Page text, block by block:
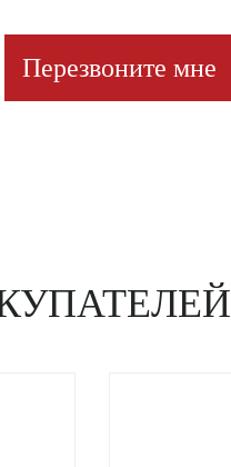
Перезвоните мне